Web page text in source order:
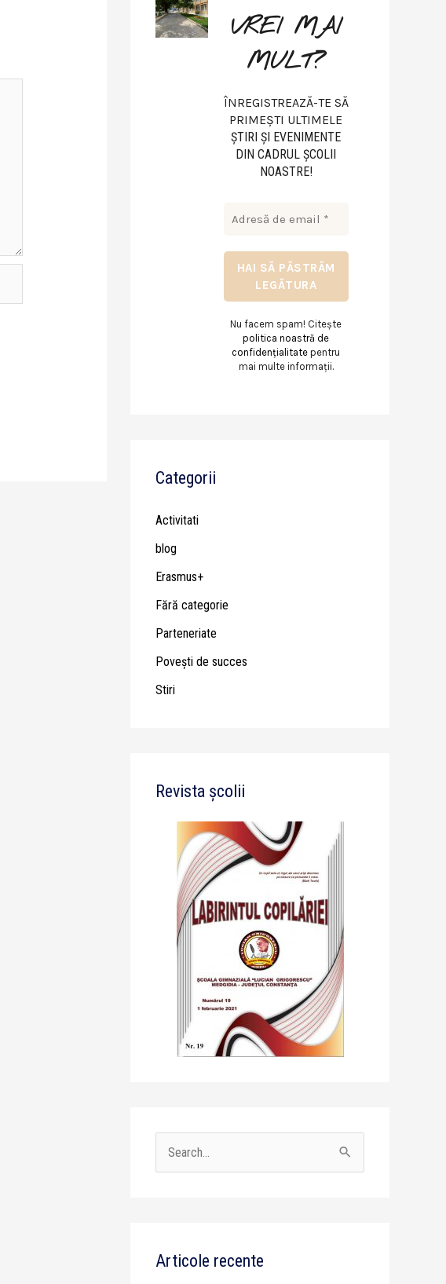
VREI MAI
MULT?
ÎNREGISTREAZĂ-TE SĂ
PRIMEȘTI ULTIMELE
ŞTIRI ŞI EVENIMENTE
DIN CADRUL ŞCOLII
NOASTRE!
Nu facem spam! Citește
politica noastră de
confidențialitate pentru
mai multe informații.
Categorii
Activitati
blog
Erasmus+
Fără categorie
Parteneriate
Poveşti de succes
Stiri
Revista școlii
c
Articole recente